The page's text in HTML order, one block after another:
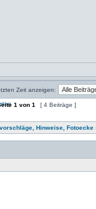
Zeit anzeigen:
1 von 1 [ 4 Beiträge ]
Hinweise, Fotoecke